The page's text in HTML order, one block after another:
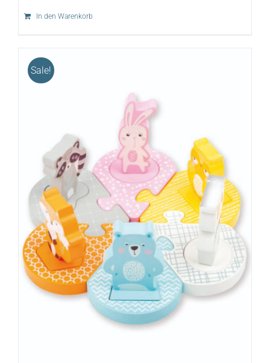
12,95 €8,00 €.
In den Warenkorb
Sale!